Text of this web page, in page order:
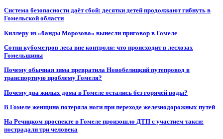
Система безопасности даёт сбой: десятки детей продолжают гибнуть в
Гомельской области
Киллеру из «банды Морозова» вынесли приговор в Гомеле
Сотни кубометров леса вне контроля: что происходит в лесхозах
Гомельщины
Почему обычная зима превратила Новобелицкий путепровод в
транспортную проблему Гомеля?
Почему два жилых дома в Гомеле остались без горячей воды?
В Гомеле женщина потеряла ноги при переходе железнодорожных путей
На Речицком проспекте в Гомеле произошло ДТП с участием такси:
пострадали три человека